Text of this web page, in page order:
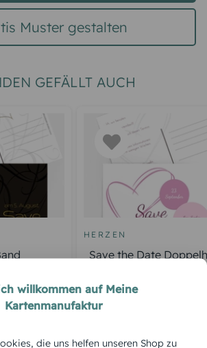
Muster gestalten
GEFÄLLT AUCH
HERZEN
Save the Date
willkommen auf Meine
Kartenmanufaktur
die uns helfen unseren Shop zu